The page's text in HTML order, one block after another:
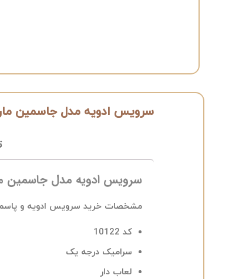
سرویس ادویه مدل جاسمین
سرویس ادویه مدل جاسمین
مشخصات خرید سرویس ادویه و
کد 10122
سرامیک درجه یک
لعاب دار